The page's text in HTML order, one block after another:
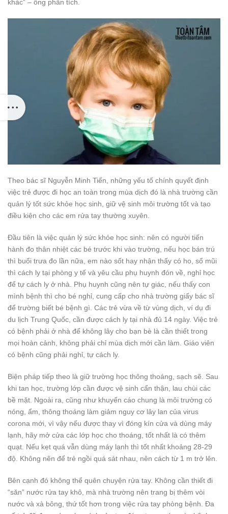
khác” – ông phân tích.
Theo bác sĩ Nguyễn Minh Tiến, những yếu tố chính quyết định
việc trẻ được đi học an toàn trong mùa dịch đó là nhà trường cần
quản lý tốt sức khỏe học sinh, giữ vệ sinh môi trường tốt và tạo
điều kiện cho các em rửa tay thường xuyên.
Đầu tiên là việc quản lý sức khỏe học sinh: nên có người tiến
hành đo thân nhiệt các bé trước khi vào trường, nếu học bán trú
thì buổi trưa đo lần nữa, em nào sốt hay nhận thấy có ho, sổ mũi
thì cách ly tại phòng y tế và yêu cầu phụ huynh đón về, nghỉ học
để tự cách ly ở nhà. Phụ huynh cũng nên tự giác, nếu thấy con
mình bệnh thì cho bé nghỉ, cung cấp cho nhà trường giấy bác sĩ
để trường biết bé bệnh gì. Các trẻ vừa về từ vùng dịch, ví dụ đi
du lịch Trung Quốc, cần được cách ly tại nhà đủ 14 ngày. Việc trẻ
có bệnh phải ở nhà để không lây cho bạn bè là cần thiết trong
mọi hoàn cảnh, không phải chỉ mùa dịch mới cần làm. Giáo viên
có bệnh cũng phải nghỉ, tự cách ly.
Biện pháp tiếp theo là giữ trường học thông thoáng, sạch sẽ. Sau
khi tan học, trường lớp cần được vệ sinh cẩn thận, lau chùi các
bề mặt. Ngoài ra, cũng như khuyến cáo chung là môi trường có
nóng, ẩm, thông thoáng làm giảm nguy cơ lây lan của virus
corona mới, vì vậy nếu được thay vì đóng kín cửa và dùng máy
lạnh, hãy mở cửa các lớp học cho thoáng, tốt nhất là có thêm
quạt. Nếu kẹt quá vẫn dùng máy lạnh thì tốt nhất khoảng 28-29
độ. Không nên để trẻ ngồi quá sát nhau, nên cách từ 1 m trở lên.
Bên cạnh đó không thể quên chuyện rửa tay. Không cần thiết đi
“săn” nước rửa tay khô, mà nhà trường nên trang bị thêm vòi
nước và xà bông, thứ tốt hơn trong việc rửa tay phòng bệnh. Đa